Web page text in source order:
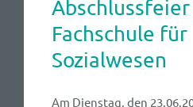
Fachschule für
Sozialwesen
Am Dienstag, den